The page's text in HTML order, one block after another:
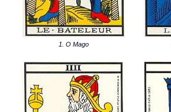
1. O Mago